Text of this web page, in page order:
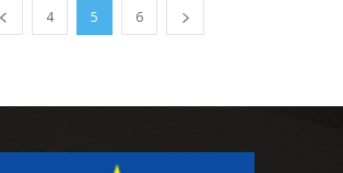
4 5 6